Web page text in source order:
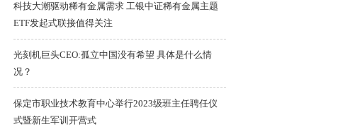
科技大潮驱动稀有金属需求 工银中证稀有金属主题
ETF发起式联接值得关注
光刻机巨头CEO:孤立中国没有希望 具体是什么情
况？
保定市职业技术教育中心举行2023级班主任聘任仪
式暨新生军训开营式